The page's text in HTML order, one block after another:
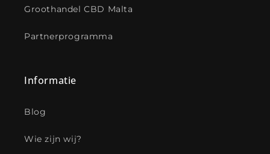
Groothandel CBD Malta
Partnerprogramma
Informatie
Blog
Wie zijn wij?